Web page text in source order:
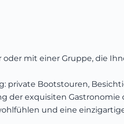
mit einer Gruppe, die
private Bootstouren,
der exquisiten Gastronomie
und eine